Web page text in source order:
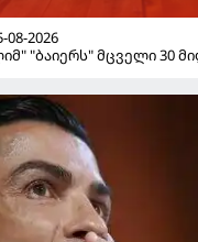
08-2026
"ბაიერს" მცველი 30